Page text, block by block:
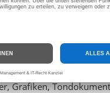
auf deren
oder
auf die jeweilige